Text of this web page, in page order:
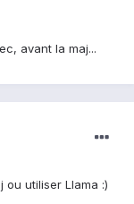
avant la maj...
utiliser Llama :)